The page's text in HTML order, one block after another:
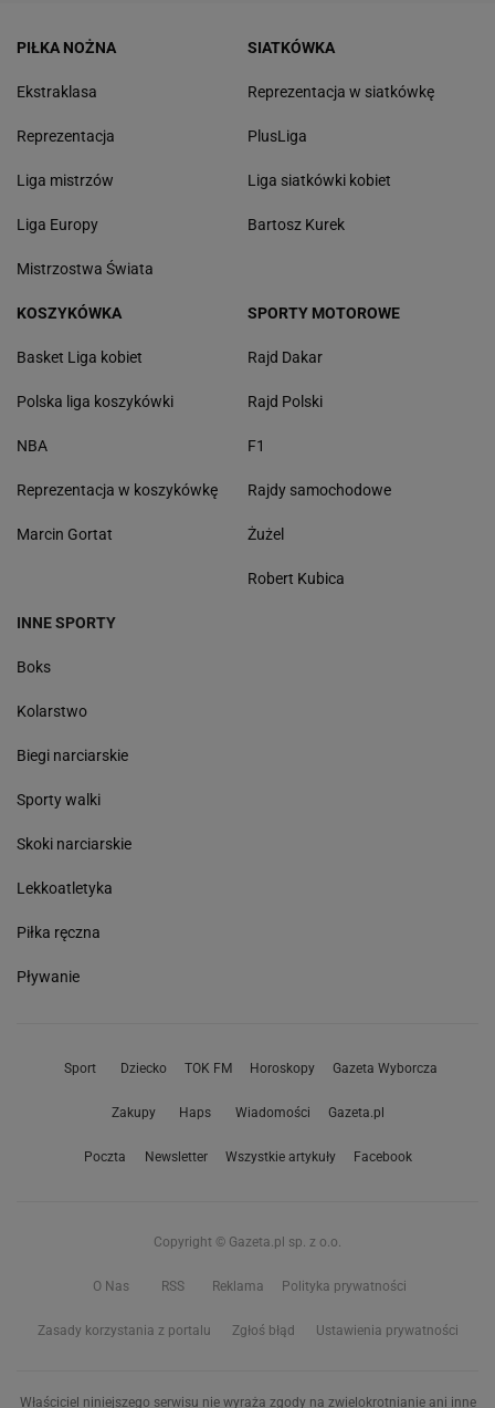
PIŁKA NOŻNA
Ekstraklasa
Reprezentacja
Liga mistrzów
Liga Europy
Mistrzostwa Świata
SIATKÓWKA
Reprezentacja w siatkówkę
PlusLiga
Liga siatkówki kobiet
Bartosz Kurek
KOSZYKÓWKA
Basket Liga kobiet
Polska liga koszykówki
NBA
Reprezentacja w koszykówkę
Marcin Gortat
SPORTY MOTOROWE
Rajd Dakar
Rajd Polski
F1
Rajdy samochodowe
Żużel
Robert Kubica
INNE SPORTY
Boks
Kolarstwo
Biegi narciarskie
Sporty walki
Skoki narciarskie
Lekkoatletyka
Piłka ręczna
Pływanie
Sport Dziecko TOK FM Horoskopy Gazeta Wyborcza
Zakupy Haps Wiadomości Gazeta.pl
Poczta Newsletter Wszystkie artykuły Facebook
Copyright © Gazeta.pl sp. z o.o.
O Nas RSS Reklama Polityka prywatności
Zasady korzystania z portalu Zgłoś błąd Ustawienia prywatności
Właściciel niniejszego serwisu nie wyraża zgody na zwielokrotnianie ani inne